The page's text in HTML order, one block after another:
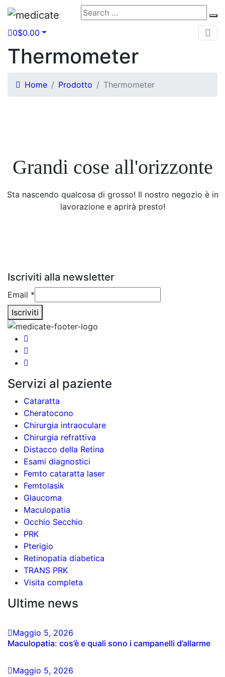
Search
for:
0$0.00
Thermometer
Home Prodotto Thermometer
Grandi cose all'orizzonte
Sta nascendo qualcosa di grosso! Il nostro negozio è in
lavorazione e aprirà presto!
Iscriviti alla newsletter
Email
Email *
Iscriviti
Servizi al paziente
Cataratta
Cheratocono
Chirurgia intraoculare
Chirurgia refrattiva
Distacco della Retina
Esami diagnostici
Femto cataratta laser
Femtolasik
Glaucoma
Maculopatia
Occhio Secchio
PRK
Pterigio
Retinopatia diabetica
TRANS PRK
Visita completa
Ultime news
Maggio 5, 2026
Maculopatia: cos’è e quali sono i campanelli d’allarme
Maggio 5, 2026